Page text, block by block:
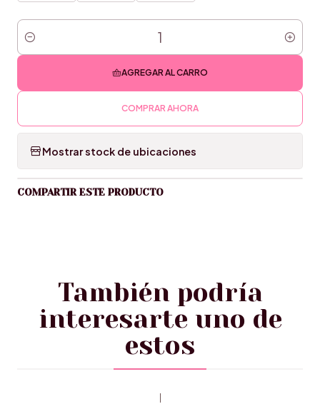
Cantidad
AGREGAR AL CARRO
COMPRAR AHORA
Mostrar stock de ubicaciones
COMPARTIR ESTE PRODUCTO
También podría
interesarte uno de
estos